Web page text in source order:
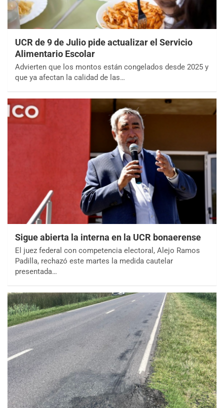
UCR de 9 de Julio pide actualizar el Servicio
Alimentario Escolar
Advierten que los montos están congelados desde 2025 y
que ya afectan la calidad de las…
Sigue abierta la interna en la UCR bonaerense
El juez federal con competencia electoral, Alejo Ramos
Padilla, rechazó este martes la medida cautelar
presentada…